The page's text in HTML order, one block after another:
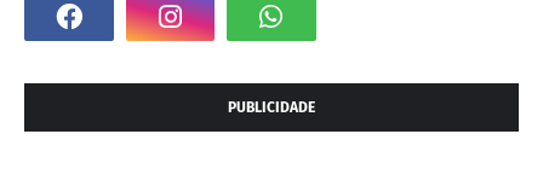
PUBLICIDADE